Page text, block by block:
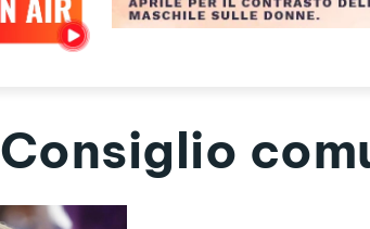
Consiglio